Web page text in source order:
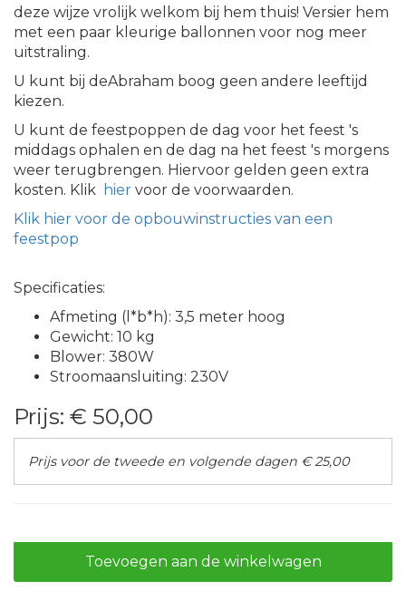
deze wijze vrolijk welkom bij hem thuis! Versier hem
met een paar kleurige ballonnen voor nog meer
uitstraling.
U kunt bij deAbraham boog geen andere leeftijd
kiezen.
U kunt de feestpoppen de dag voor het feest 's
middags ophalen en de dag na het feest 's morgens
weer terugbrengen. Hiervoor gelden geen extra
kosten. Klik hier voor de voorwaarden.
Klik hier voor de opbouwinstructies van een
feestpop
Specificaties:
Afmeting (l*b*h): 3,5 meter hoog
Gewicht: 10 kg
Blower: 380W
Stroomaansluiting: 230V
Prijs: € 50,00
Prijs voor de tweede en volgende dagen € 25,00
Toevoegen aan de winkelwagen